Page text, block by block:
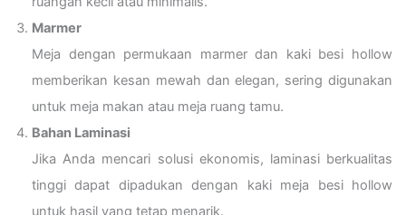
Marmer
Meja dengan permukaan marmer dan kaki besi hollow
memberikan kesan mewah dan elegan, sering digunakan
untuk meja makan atau meja ruang tamu.
Bahan Laminasi
Jika Anda mencari solusi ekonomis, laminasi berkualitas
tinggi dapat dipadukan dengan kaki meja besi hollow
untuk hasil yang tetap menarik.